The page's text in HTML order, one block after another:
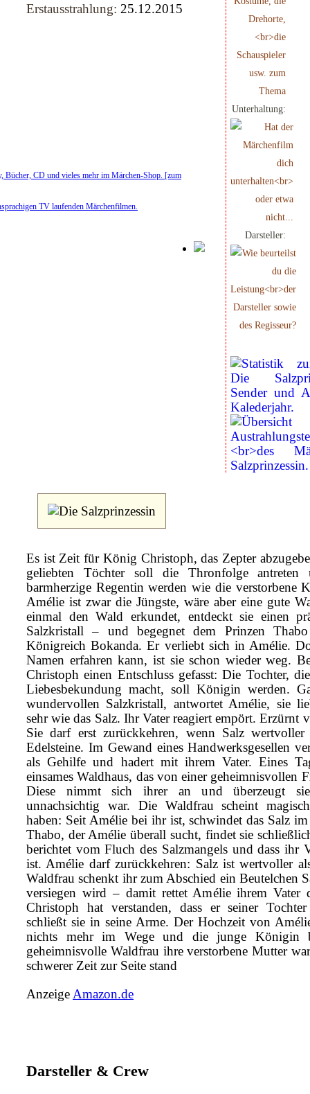
Bücher, CD und vieles mehr im Märchen-Shop. [zum
TV laufenden Märchenfilmen.
Erstausstrahlung: 25.12.2015
Unterhaltung:
Darsteller:
Es ist Zeit für König Christoph, das Zepter
geliebten Töchter soll die Thronfolge antreten
barmherzige Regentin werden wie die verstorbene
Amélie ist zwar die Jüngste, wäre aber eine gute
einmal den Wald erkundet, entdeckt sie einen
Salzkristall – und begegnet dem Prinzen
Königreich Bokanda. Er verliebt sich in Amélie.
Namen erfahren kann, ist sie schon wieder weg.
Christoph einen Entschluss gefasst: Die Tochter,
Liebesbekundung macht, soll Königin werden.
wundervollen Salzkristall, antwortet Amélie, sie
sehr wie das Salz. Ihr Vater reagiert empört. Erzürnt
Sie darf erst zurückkehren, wenn Salz
Edelsteine. Im Gewand eines Handwerksgesellen
als Gehilfe und hadert mit ihrem Vater. Eines
einsames Waldhaus, das von einer geheimnisvollen
Diese nimmt sich ihrer an und überzeugt
unnachsichtig war. Die Waldfrau scheint
haben: Seit Amélie bei ihr ist, schwindet das Salz
Thabo, der Amélie überall sucht, findet sie
berichtet vom Fluch des Salzmangels und dass ihr
ist. Amélie darf zurückkehren: Salz ist wertvoller
Waldfrau schenkt ihr zum Abschied ein Beutelchen
versiegen wird – damit rettet Amélie ihrem Vater
Christoph hat verstanden, dass er seiner
schließt sie in seine Arme. Der Hochzeit von
nichts mehr im Wege und die junge Königin
geheimnisvolle Waldfrau ihre verstorbene Mutter
schwerer Zeit zur Seite stand
Anzeige Amazon.de
Darsteller & Crew